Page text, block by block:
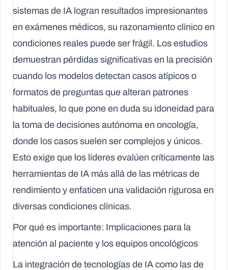
sistemas de IA logran resultados impresionantes
en exámenes médicos, su razonamiento clínico en
condiciones reales puede ser frágil. Los estudios
demuestran pérdidas significativas en la precisión
cuando los modelos detectan casos atípicos o
formatos de preguntas que alteran patrones
habituales, lo que pone en duda su idoneidad para
la toma de decisiones autónoma en oncología,
donde los casos suelen ser complejos y únicos.
Esto exige que los líderes evalúen críticamente las
herramientas de IA más allá de las métricas de
rendimiento y enfaticen una validación rigurosa en
diversas condiciones clínicas.
Por qué es importante: Implicaciones para la
atención al paciente y los equipos oncológicos
La integración de tecnologías de IA como las de